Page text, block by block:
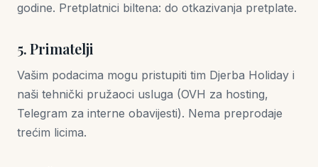
godine. Pretplatnici biltena: do otkazivanja pretplate.
5. Primatelji
Vašim podacima mogu pristupiti tim Djerba Holiday i
naši tehnički pružaoci usluga (OVH za hosting,
Telegram za interne obavijesti). Nema preprodaje
trećim licima.